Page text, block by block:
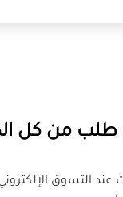
التسوق